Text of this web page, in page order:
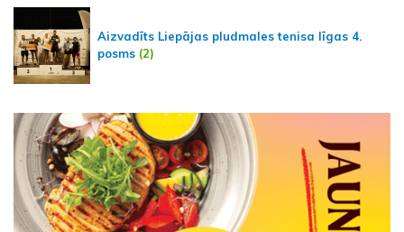
Aizvadīts Liepājas pludmales tenisa līgas 4.
posms (2)